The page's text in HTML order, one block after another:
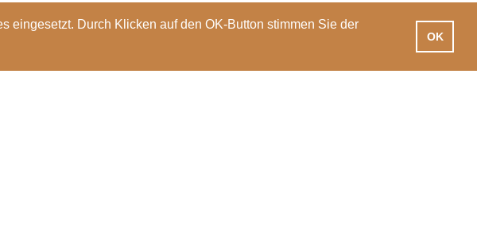
eingesetzt. Durch Klicken auf den OK-Button stimmen Sie der
OK